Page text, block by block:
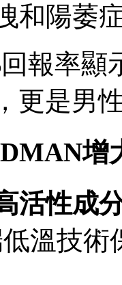
和陽萎
報率顯
更是男
增
活性成
低溫技